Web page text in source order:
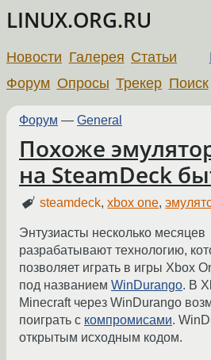
LINUX.ORG.RU
Новости Галерея Статьи
Форум Опросы Трекер Поиск
Форум — General
Похоже
на SteamDeck
steamdeck,xbox one,
Энтузиасты несколько месяцев
разрабатывают технологию,
позволяет играть в игры Xbox
под названием WinDurango. В
Minecraft через WinDurango
поиграть с компромисами.
открытым исходным кодом.